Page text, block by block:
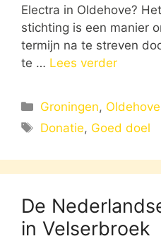
Electra in Oldehove?
stichting is een manier
termijn na te streven
te … Lees verder
Categorieën
Groningen, Oldehove
Tags
Donatie, Goed doel
De
in Velserbroek